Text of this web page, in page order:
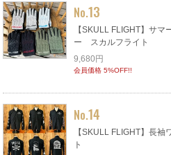
No.13
【SKULL FLIGHT】サ
ー スカルフライト
9,680円
会員価格 5%OFF!!
No.14
【SKULL FLIGHT】長
ト